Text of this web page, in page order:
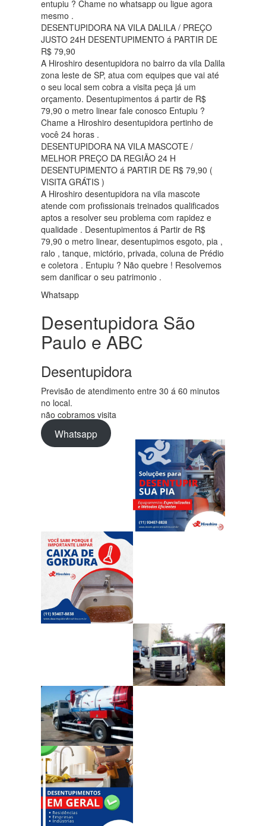
entupiu ? Chame no whatsapp ou ligue agora
mesmo .
DESENTUPIDORA NA VILA DALILA / PREÇO
JUSTO 24H DESENTUPIMENTO á PARTIR DE
R$ 79,90
A Hiroshiro desentupidora no bairro da vila Dalila
zona leste de SP, atua com equipes que vai até
o seu local sem cobra a visita peça já um
orçamento. Desentupimentos á partir de R$
79,90 o metro linear fale conosco Entupiu ?
Chame a Hiroshiro desentupidora pertinho de
você 24 horas .
DESENTUPIDORA NA VILA MASCOTE /
MELHOR PREÇO DA REGIÃO 24 H
DESENTUPIMENTO á PARTIR DE R$ 79,90 (
VISITA GRÁTIS )
A Hiroshiro desentupidora na vila mascote
atende com profissionais treinados qualificados
aptos a resolver seu problema com rapidez e
qualidade . Desentupimentos á Partir de R$
79,90 o metro linear, desentupimos esgoto, pia ,
ralo , tanque, mictório, privada, coluna de Prédio
e coletora . Entupiu ? Não quebre ! Resolvemos
sem danificar o seu patrimonio .
Whatsapp
Desentupidora São
Paulo e ABC
Desentupidora
Previsão de atendimento entre 30 á 60 minutos
no local.
não cobramos visita
Whatsapp